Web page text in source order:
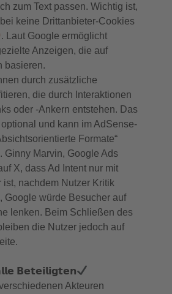
zum Text passen. Wichtig ist,
keine Drittanbieter-Cookies
. Laut Google ermöglicht
Anzeigen, die auf
basieren.
durch zusätzliche
die durch Interaktionen
oder -Ankern entstehen. Das
und kann im AdSense-
Formate“
Ginny Marvin, Google Ads
X, dass Ad Intent nur mit
ist, nachdem Nutzer Kritik
Google würde Besucher auf
lenken. Beim Schließen des
die Nutzer jedoch auf
𝗕𝗲𝘁𝗲𝗶𝗹𝗶𝗴𝘁𝗲𝗻
Akteuren